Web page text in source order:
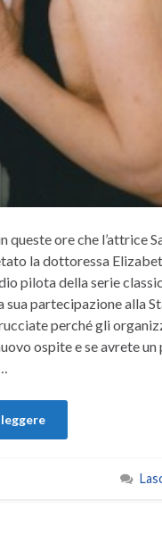
queste ore che l’attrice
la dottoressa
pilota della serie
sua partecipazione alla
perché gli
ospite e se avrete un